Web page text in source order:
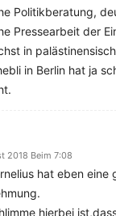
Politikberatung,
Pressearbeit der
in
in Berlin hat ja
2018 Beim 7:08
hat eben eine
hierbei